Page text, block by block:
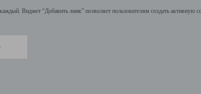
Виджет “Добавить линк” позволяет пользователям создать активную